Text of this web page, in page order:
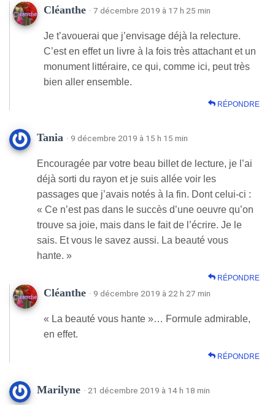
Cléanthe · 7 décembre 2019 à 17 h 25 min
Je t’avouerai que j’envisage déjà la relecture.
C’est en effet un livre à la fois très attachant et un
monument littéraire, ce qui, comme ici, peut très
bien aller ensemble.
RÉPONDRE
Tania · 9 décembre 2019 à 15 h 15 min
Encouragée par votre beau billet de lecture, je l’ai
déjà sorti du rayon et je suis allée voir les
passages que j’avais notés à la fin. Dont celui-ci :
« Ce n’est pas dans le succès d’une oeuvre qu’on
trouve sa joie, mais dans le fait de l’écrire. Je le
sais. Et vous le savez aussi. La beauté vous
hante. »
RÉPONDRE
Cléanthe · 9 décembre 2019 à 22 h 27 min
« La beauté vous hante »… Formule admirable,
en effet.
RÉPONDRE
Marilyne · 21 décembre 2019 à 14 h 18 min